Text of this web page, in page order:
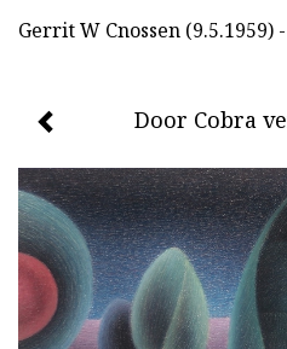
Door Cobra